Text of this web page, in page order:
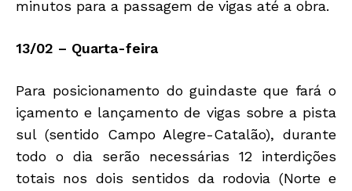
minutos para a passagem de vigas até a obra.
13/02 – Quarta-feira
Para posicionamento do guindaste que fará o
içamento e lançamento de vigas sobre a pista
sul (sentido Campo Alegre-Catalão), durante
todo o dia serão necessárias 12 interdições
totais nos dois sentidos da rodovia (Norte e